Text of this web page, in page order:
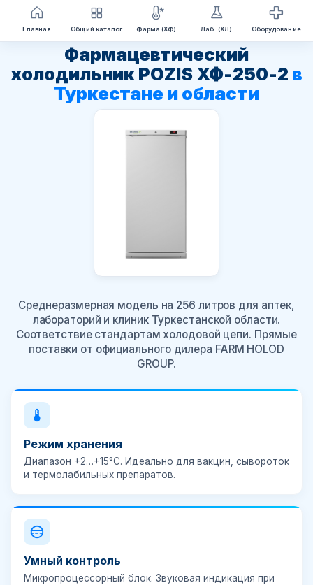
Перейти
содержимому
Фармацевтический
холодильник POZIS ХФ-250-2 в
Туркестане и области
Среднеразмерная модель на 256 литров для аптек,
лабораторий и клиник Туркестанской области.
Соответствие стандартам холодовой цепи. Прямые
поставки от официального дилера FARM HOLOD
GROUP.
Режим хранения
Диапазон +2…+15°C. Идеально для вакцин, сывороток
и термолабильных препаратов.
Умный контроль
Микропроцессорный блок. Звуковая индикация при
Главная Общий каталог Фарма (ХФ) Лаб. (ХЛ) Оборудование